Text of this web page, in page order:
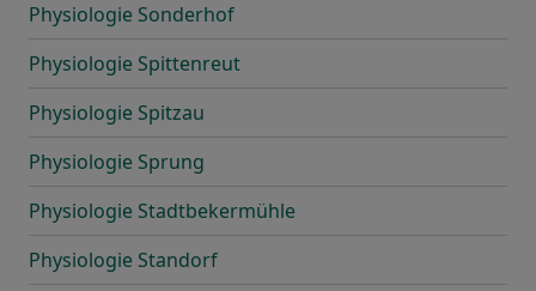
Physiologie Sonderhof
Physiologie Spittenreut
Physiologie Spitzau
Physiologie Sprung
Physiologie Stadtbekermühle
Physiologie Standorf